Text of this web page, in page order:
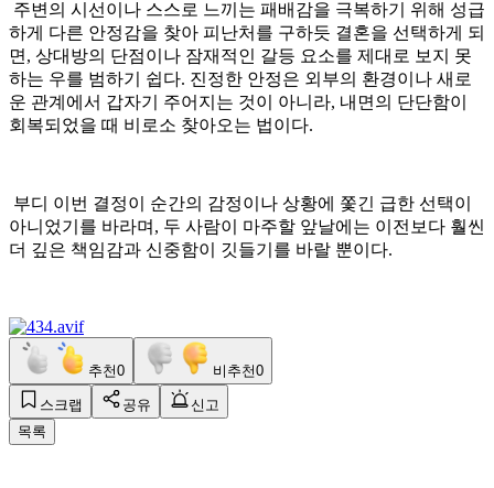
주변의 시선이나 스스로 느끼는 패배감을 극복하기 위해 성급
하게 다른 안정감을 찾아 피난처를 구하듯 결혼을 선택하게 되
면, 상대방의 단점이나 잠재적인 갈등 요소를 제대로 보지 못
하는 우를 범하기 쉽다. 진정한 안정은 외부의 환경이나 새로
운 관계에서 갑자기 주어지는 것이 아니라, 내면의 단단함이
회복되었을 때 비로소 찾아오는 법이다.
부디 이번 결정이 순간의 감정이나 상황에 쫓긴 급한 선택이
아니었기를 바라며, 두 사람이 마주할 앞날에는 이전보다 훨씬
더 깊은 책임감과 신중함이 깃들기를 바랄 뿐이다.
추천0 비추천0
스크랩 공유
신고
목록